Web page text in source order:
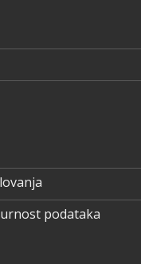
podataka